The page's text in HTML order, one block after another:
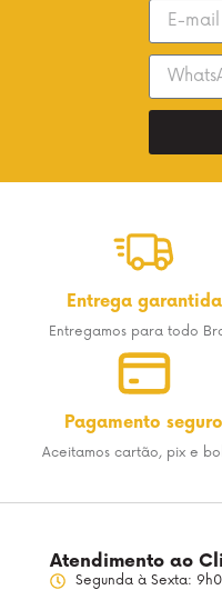
Entrega garantida
Entregamos para todo
Pagamento seguro
Aceitamos cartão, pix e
Atendimento ao
Segunda à Sexta: